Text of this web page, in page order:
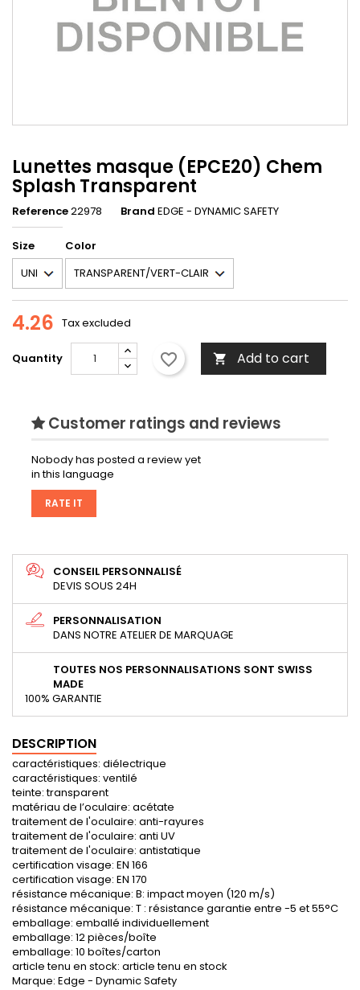
Lunettes masque (EPCE20) Chem
Splash Transparent
Reference22978 Brand EDGE - DYNAMIC SAFETY
Size Color
4.26 Tax excluded
Quantity favorite_border  Add to cart
Customer ratings and reviews
Nobody has posted a review yet
in this language
RATE IT
CONSEIL PERSONNALISÉ
DEVIS SOUS 24H
PERSONNALISATION
DANS NOTRE ATELIER DE MARQUAGE
TOUTES NOS PERSONNALISATIONS SONT SWISS
MADE
100% GARANTIE
DESCRIPTION
caractéristiques: diélectrique
caractéristiques: ventilé
teinte: transparent
matériau de l’oculaire: acétate
traitement de l'oculaire: anti-rayures
traitement de l'oculaire: anti UV
traitement de l'oculaire: antistatique
certification visage: EN 166
certification visage: EN 170
résistance mécanique: B: impact moyen (120 m/s)
résistance mécanique: T : résistance garantie entre -5 et 55°C
emballage: emballé individuellement
emballage: 12 pièces/boîte
emballage: 10 boîtes/carton
article tenu en stock: article tenu en stock
Marque: Edge - Dynamic Safety